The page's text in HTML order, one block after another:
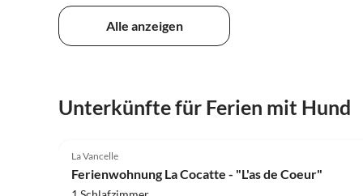
Alle anzeigen
Unterkünfte für Ferien mit Hund
La Vancelle
Ferienwohnung La Cocatte - "L'as de Coeur"